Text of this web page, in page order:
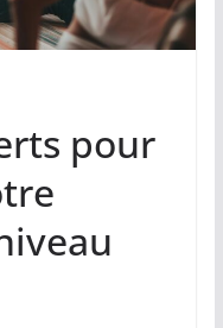
pour